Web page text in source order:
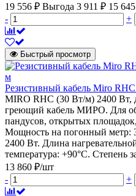
19 556 ₽ Выгода 3 911 ₽ 15
-
+
Быстрый просмотр
Резистивный кабель Miro
MIRO RHC (30 Вт/м) 2400 Вт,
греющий кабель МИРО. Для
пандусов, открытых
Мощность на погонный метр:
2400 Вт. Длина
температура: +90°С. Степень
13 860 ₽/шт
-
+